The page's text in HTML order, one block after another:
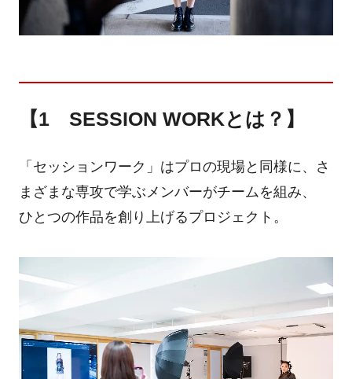
【1 SESSION WORKとは？】
「セッションワーク」はプロの現場と同様に、さ
まざまな専攻で学ぶメンバーがチームを組み、
ひとつの作品を創り上げるプロジェクト。